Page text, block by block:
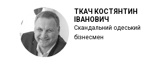
ТКАЧ КОСТЯНТИН
ІВАНОВИЧ
Скандальний одеський
бізнесмен